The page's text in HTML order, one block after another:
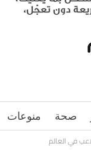
صحة منوعات
في العالم